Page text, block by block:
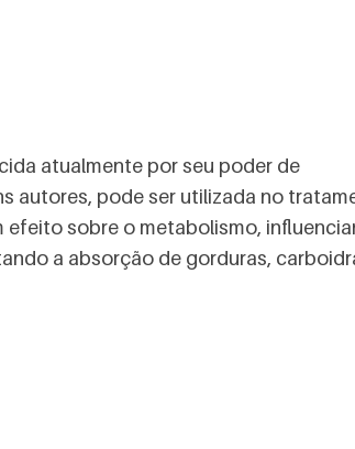
atualmente por seu poder de
autores, pode ser utilizada no
sobre o metabolismo,
a absorção de gorduras,